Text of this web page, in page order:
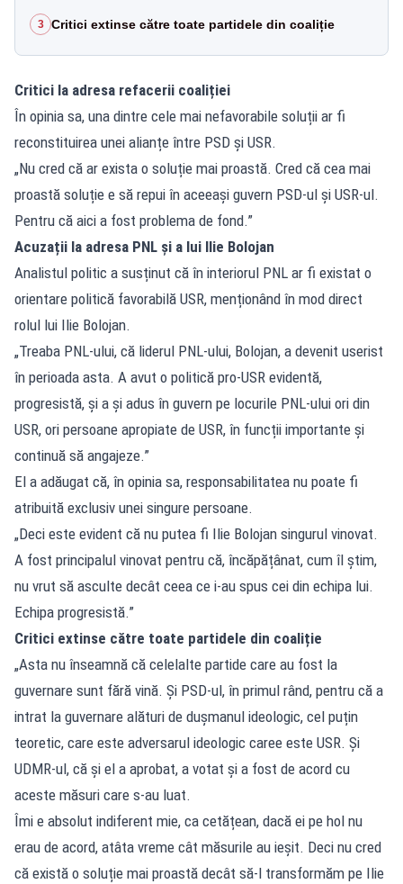
3 Critici extinse către toate partidele din coaliție
Critici la adresa refacerii coaliției
În opinia sa, una dintre cele mai nefavorabile soluții ar fi
reconstituirea unei alianțe între PSD și USR.
„Nu cred că ar exista o soluție mai proastă. Cred că cea mai
proastă soluție e să repui în aceeași guvern PSD-ul și USR-ul.
Pentru că aici a fost problema de fond.”
Acuzații la adresa PNL și a lui Ilie Bolojan
Analistul politic a susținut că în interiorul PNL ar fi existat o
orientare politică favorabilă USR, menționând în mod direct
rolul lui Ilie Bolojan.
„Treaba PNL-ului, că liderul PNL-ului, Bolojan, a devenit userist
în perioada asta. A avut o politică pro-USR evidentă,
progresistă, și a și adus în guvern pe locurile PNL-ului ori din
USR, ori persoane apropiate de USR, în funcții importante și
continuă să angajeze.”
El a adăugat că, în opinia sa, responsabilitatea nu poate fi
atribuită exclusiv unei singure persoane.
„Deci este evident că nu putea fi Ilie Bolojan singurul vinovat.
A fost principalul vinovat pentru că, încăpățânat, cum îl știm,
nu vrut să asculte decât ceea ce i-au spus cei din echipa lui.
Echipa progresistă.”
Critici extinse către toate partidele din coaliție
„Asta nu înseamnă că celelalte partide care au fost la
guvernare sunt fără vină. Și PSD-ul, în primul rând, pentru că a
intrat la guvernare alături de dușmanul ideologic, cel puțin
teoretic, care este adversarul ideologic caree este USR. Și
UDMR-ul, că și el a aprobat, a votat și a fost de acord cu
aceste măsuri care s-au luat.
Îmi e absolut indiferent mie, ca cetățean, dacă ei pe hol nu
erau de acord, atâta vreme cât măsurile au ieșit. Deci nu cred
că există o soluție mai proastă decât să-l transformăm pe Ilie